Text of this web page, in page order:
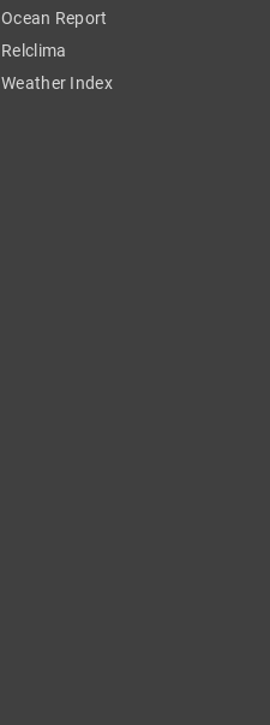
Ocean Report
Relclima
Weather Index